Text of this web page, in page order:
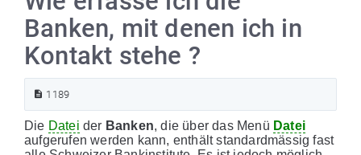
Banken, mit denen ich in
Kontakt stehe ?
1189
Die Datei der Banken, die über das Menü Datei
aufgerufen werden kann, enthält standardmässig fast